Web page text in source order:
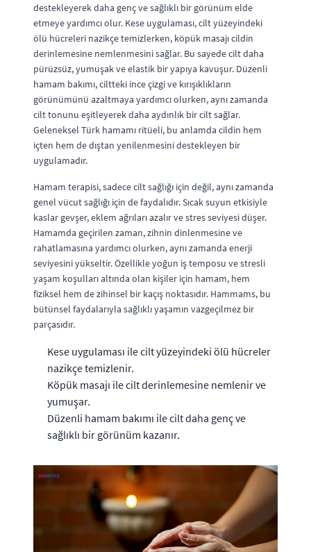
destekleyerek daha genç ve sağlıklı bir görünüm elde
etmeye yardımcı olur. Kese uygulaması, cilt yüzeyindeki
ölü hücreleri nazikçe temizlerken, köpük masajı cildin
derinlemesine nemlenmesini sağlar. Bu sayede cilt daha
pürüzsüz, yumuşak ve elastik bir yapıya kavuşur. Düzenli
hamam bakımı, ciltteki ince çizgi ve kırışıklıkların
görünümünü azaltmaya yardımcı olurken, aynı zamanda
cilt tonunu eşitleyerek daha aydınlık bir cilt sağlar.
Geleneksel Türk hamamı ritüeli, bu anlamda cildin hem
içten hem de dıştan yenilenmesini destekleyen bir
uygulamadır.
Hamam terapisi, sadece cilt sağlığı için değil, aynı zamanda
genel vücut sağlığı için de faydalıdır. Sıcak suyun etkisiyle
kaslar gevşer, eklem ağrıları azalır ve stres seviyesi düşer.
Hamamda geçirilen zaman, zihnin dinlenmesine ve
rahatlamasına yardımcı olurken, aynı zamanda enerji
seviyesini yükseltir. Özellikle yoğun iş temposu ve stresli
yaşam koşulları altında olan kişiler için hamam, hem
fiziksel hem de zihinsel bir kaçış noktasıdır. Hammams, bu
bütünsel faydalarıyla sağlıklı yaşamın vazgeçilmez bir
parçasıdır.
Kese uygulaması ile cilt yüzeyindeki ölü hücreler
nazikçe temizlenir.
Köpük masajı ile cilt derinlemesine nemlenir ve
yumuşar.
Düzenli hamam bakımı ile cilt daha genç ve
sağlıklı bir görünüm kazanır.